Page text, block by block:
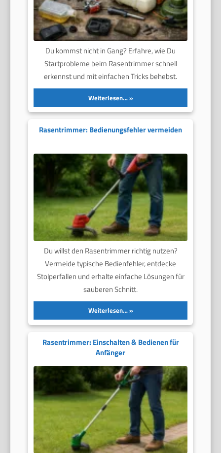
Du kommst nicht in Gang? Erfahre, wie Du
Startprobleme beim Rasentrimmer schnell
erkennst und mit einfachen Tricks behebst.
Weiterlesen…
Rasentrimmer: Bedienungsfehler vermeiden
Du willst den Rasentrimmer richtig nutzen?
Vermeide typische Bedienfehler, entdecke
Stolperfallen und erhalte einfache Lösungen für
sauberen Schnitt.
Weiterlesen…
Rasentrimmer: Einschalten & Bedienen für
Anfänger